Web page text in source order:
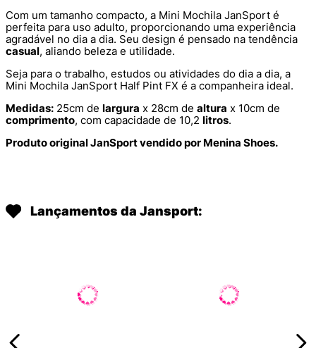
Com um tamanho compacto, a Mini Mochila JanSport é
perfeita para uso adulto, proporcionando uma experiência
agradável no dia a dia. Seu design é pensado na tendência
casual, aliando beleza e utilidade.
Seja para o trabalho, estudos ou atividades do dia a dia, a
Mini Mochila JanSport Half Pint FX é a companheira ideal.
Medidas: 25cm de largura x 28cm de altura x 10cm de
comprimento, com capacidade de 10,2 litros.
Produto original JanSport vendido por Menina Shoes.
Lançamentos da Jansport: